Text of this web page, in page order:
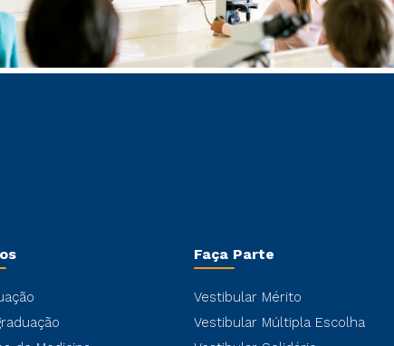
Faça Parte
Vestibular Mérito
Vestibular Múltipla Escolha